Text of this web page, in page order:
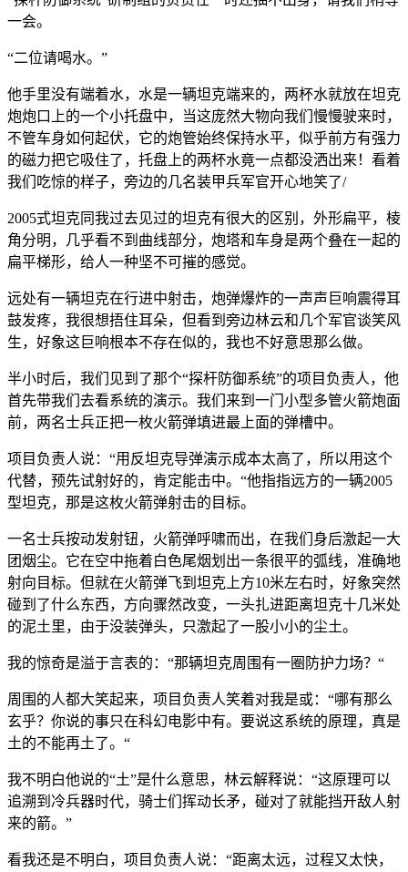
一会。
“二位请喝水。”
他手里没有端着水，水是一辆坦克端来的，两杯水就放在坦克
炮炮口上的一个小托盘中，当这庞然大物向我们慢慢驶来时，
不管车身如何起伏，它的炮管始终保持水平，似乎前方有强力
的磁力把它吸住了，托盘上的两杯水竟一点都没洒出来！看着
我们吃惊的样子，旁边的几名装甲兵军官开心地笑了/
2005式坦克同我过去见过的坦克有很大的区别，外形扁平，棱
角分明，几乎看不到曲线部分，炮塔和车身是两个叠在一起的
扁平梯形，给人一种坚不可摧的感觉。
远处有一辆坦克在行进中射击，炮弹爆炸的一声声巨响震得耳
鼓发疼，我很想捂住耳朵，但看到旁边林云和几个军官谈笑风
生，好象这巨响根本不存在似的，我也不好意思那么做。
半小时后，我们见到了那个“探杆防御系统”的项目负责人，他
首先带我们去看系统的演示。我们来到一门小型多管火箭炮面
前，两名士兵正把一枚火箭弹填进最上面的弹槽中。
项目负责人说：“用反坦克导弹演示成本太高了，所以用这个
代替，预先试射好的，肯定能击中。“他指指远方的一辆2005
型坦克，那是这枚火箭弹射击的目标。
一名士兵按动发射钮，火箭弹呼啸而出，在我们身后激起一大
团烟尘。它在空中拖着白色尾烟划出一条很平的弧线，准确地
射向目标。但就在火箭弹飞到坦克上方10米左右时，好象突然
碰到了什么东西，方向骤然改变，一头扎进距离坦克十几米处
的泥土里，由于没装弹头，只激起了一股小小的尘土。
我的惊奇是溢于言表的：“那辆坦克周围有一圈防护力场？“
周围的人都大笑起来，项目负责人笑着对我是或：“哪有那么
玄乎？你说的事只在科幻电影中有。要说这系统的原理，真是
土的不能再土了。“
我不明白他说的“土”是什么意思，林云解释说：“这原理可以
追溯到冷兵器时代，骑士们挥动长矛，碰对了就能挡开敌人射
来的箭。”
看我还是不明白，项目负责人说：“距离太远，过程又太快，